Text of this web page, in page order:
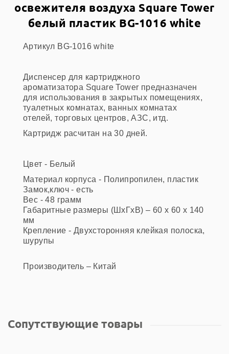
освежителя воздуха Square Tower
белый пластик BG-1016 white
Артикул BG-1016 white
Диспенсер для картриджного
ароматизатора Square Tower предназначен
для использования в закрытых помещениях,
туалетных комнатах, ванных комнатах
отелей, торговых центров, АЗС, итд.
Картридж расчитан на 30 дней.
Цвет - Белый
Материал корпуса - Полипропилен, пластик
Замок,ключ - есть
Вес - 48 грамм
Габаритные размеры (ШхГхВ) – 60 х 60 х 140
мм
Крепление - Двухсторонняя клейкая полоска,
шурупы
Производитель – Китай
Сопутствующие товары